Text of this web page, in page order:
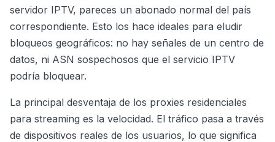
servidor IPTV, pareces un abonado normal del país
correspondiente. Esto los hace ideales para eludir
bloqueos geográficos: no hay señales de un centro de
datos, ni ASN sospechosos que el servicio IPTV
podría bloquear.
La principal desventaja de los proxies residenciales
para streaming es la velocidad. El tráfico pasa a través
de dispositivos reales de los usuarios, lo que significa